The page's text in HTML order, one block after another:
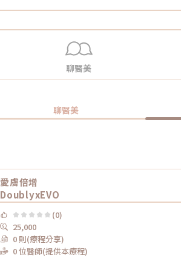
聊醫美
聊醫美
愛膚倍增
DoublyxEVO
(0)
25,000
0 則(療程分享)
0 位醫師(提供本療程)